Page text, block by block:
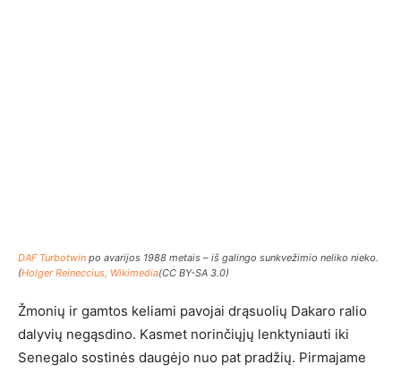
DAF Turbotwin po avarijos 1988 metais – iš galingo sunkvežimio neliko nieko.
(Holger Reineccius, Wikimedia(CC BY-SA 3.0)
Žmonių ir gamtos keliami pavojai drąsuolių Dakaro ralio
dalyvių negąsdino. Kasmet norinčiųjų lenktyniauti iki
Senegalo sostinės daugėjo nuo pat pradžių. Pirmajame